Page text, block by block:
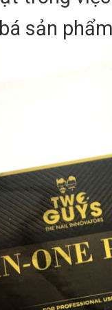
sản